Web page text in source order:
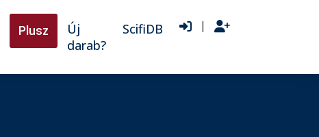
Plusz
Új
darab?
ScifiDB |